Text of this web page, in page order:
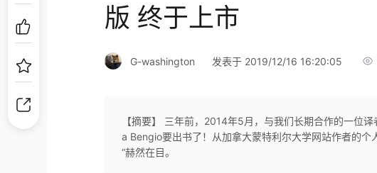
版 终于上市
G-washington 发表于 2019/12/16 16:20:05
【摘要】 三年前，2014年5月，与我们长期合作的一位
a Bengio要出书了！从加拿大蒙特利尔大学网站作者的
“赫然在目。